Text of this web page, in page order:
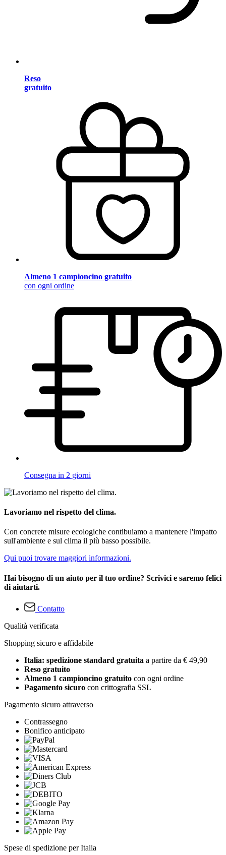
Reso
gratuito
Almeno 1 campioncino gratuito
con ogni ordine
Consegna in 2 giorni
Lavoriamo nel rispetto del clima.
Con concrete misure ecologiche contibuiamo a mantenere l'impatto
sull'ambiente e sul clima il più basso possibile.
Qui puoi trovare maggiori informazioni.
Hai bisogno di un aiuto per il tuo ordine? Scrivici e saremo felici
di aiutarti.
Contatto
Qualità verificata
Shopping sicuro e affidabile
Italia: spedizione standard gratuita a partire da € 49,90
Reso gratuito
Almeno 1 campioncino gratuito con ogni ordine
Pagamento sicuro con crittografia SSL
Pagamento sicuro attraverso
Contrassegno
Bonifico anticipato
Spese di spedizione per Italia